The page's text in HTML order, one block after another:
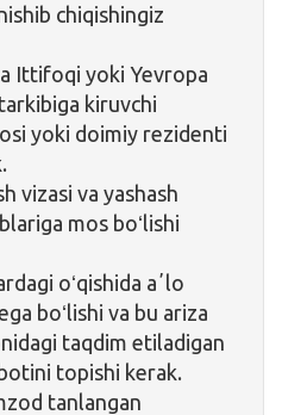
chiqishingiz
Ittifoqi yoki Yevropa
kiruvchi
yoki doimiy rezidenti
vizasi va yashash
mos boʻlishi
oʻqishida aʼlo
boʻlishi va bu ariza
taqdim etiladigan
topishi kerak.
tanlangan